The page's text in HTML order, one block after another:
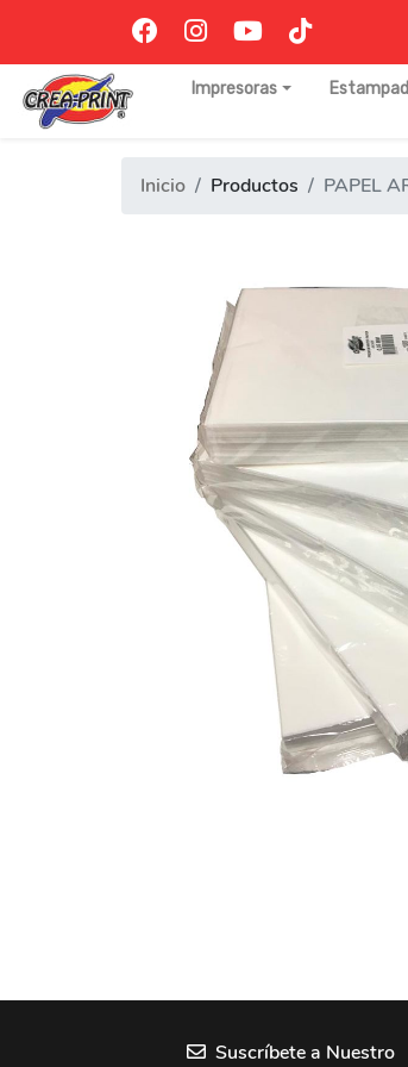
Impresoras
Inicio Productos PAPEL
Suscríbete a Nuestro